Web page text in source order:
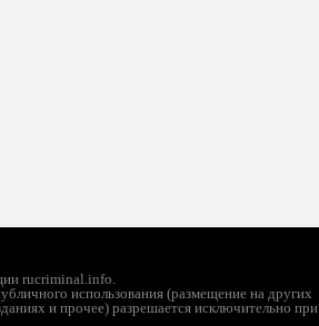
rucriminal.info.
использования (размещение на других
и прочее) разрешается исключительно при